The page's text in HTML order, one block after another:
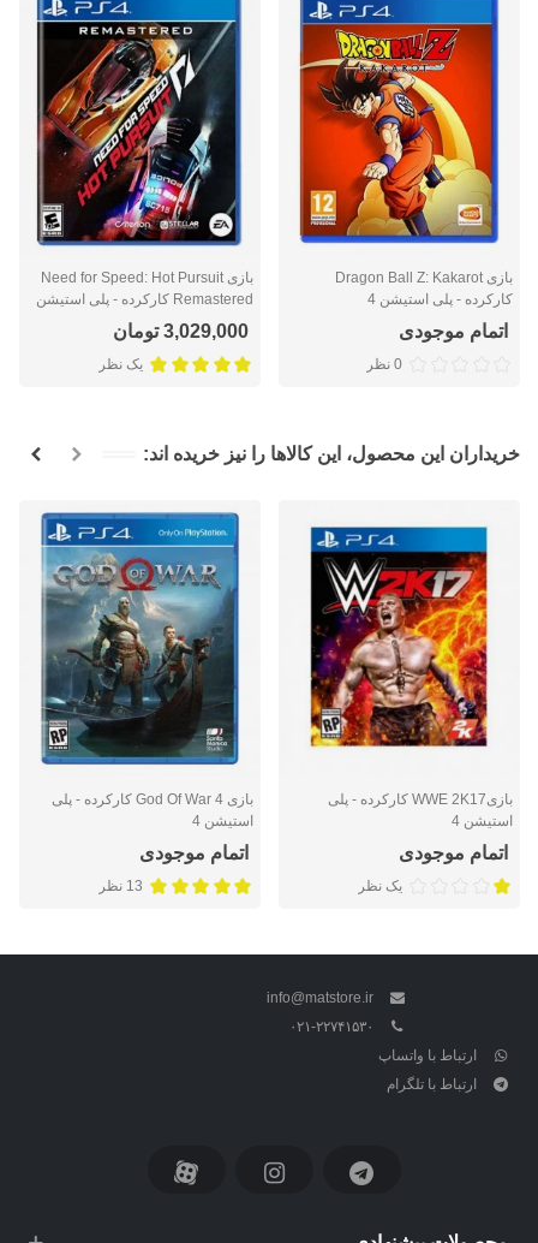
بازی Dragon Ball Z: Kakarot
کارکرده - پلی استیشن 4
اتمام موجودی
0 نظر
بازی Need for Speed: Hot Pursuit
Remastered کارکرده - پلی استیشن
4
3,029,000 تومان
یک نظر
خریداران این محصول، این کالاها را نیز خریده اند:
بازیWWE 2K17 کارکرده - پلی
استیشن 4
اتمام موجودی
یک نظر
بازی God Of War 4 کارکرده - پلی
استیشن 4
اتمام موجودی
13 نظر
info@matstore.ir
۰۲۱-۲۲۷۴۱۵۳۰
ارتباط با واتساپ
ارتباط با تلگرام